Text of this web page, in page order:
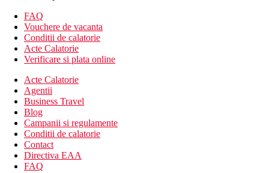
business centre (contra cost)
piscina exterioara cu jacuzzi
piscina pentru copii
manaj zilnic
camera de bagaje
serviciu de trezire
lift
parcare
parcare pentru persoane cu handicap
Wifi
schimb valutar
FAQ
Vouchere de vacanta
Conditii de calatorie
Acte Calatorie
Verificare si plata online
Acte Calatorie
Agentii
Business Travel
Blog
Campanii si regulamente
Conditii de calatorie
Contact
Directiva EAA
FAQ